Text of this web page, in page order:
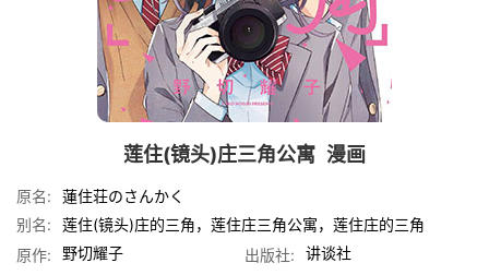
莲住(镜头)庄三角公寓 漫画
原名:
蓮住荘のさんかく
别名:
莲住(镜头)庄的三角，莲住庄三角公寓，莲住庄的三角
原作:
野切耀子 出版社:
讲谈社